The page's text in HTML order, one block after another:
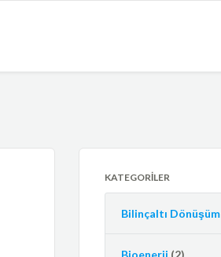
KATEGORILER
Bilinçaltı Dönüşüm
Bioenerji (2)